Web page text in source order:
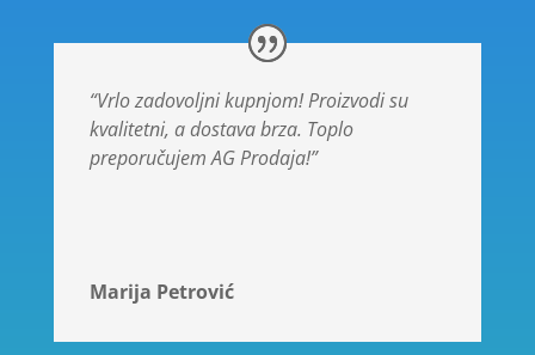
“Vrlo zadovoljni kupnjom! Proizvodi su
kvalitetni, a dostava brza. Toplo
preporučujem AG Prodaja!”
Marija Petrović